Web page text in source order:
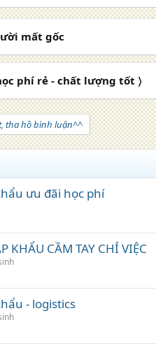
mất gốc
phí rẻ - chất lượng tốt 〉
tha hồ bình luận^^
ưu đãi học phí
KHẨU CẦM TAY CHỈ VIỆC
- logistics